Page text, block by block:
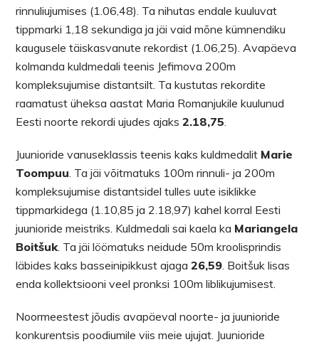
rinnuliujumises (1.06,48). Ta nihutas endale kuuluvat
tippmarki 1,18 sekundiga ja jäi vaid mõne kümnendiku
kaugusele täiskasvanute rekordist (1.06,25). Avapäeva
kolmanda kuldmedali teenis Jefimova 200m
kompleksujumise distantsilt. Ta kustutas rekordite
raamatust üheksa aastat Maria Romanjukile kuulunud
Eesti noorte rekordi ujudes ajaks2.18,75
Juunioride vanuseklassis teenis kaks kuldmedalit Marie
Toompuu . Ta jäi võitmatuks 100m rinnuli- ja 200m
kompleksujumise distantsidel tulles uute isiklikke
tippmarkidega (1.10,85 ja 2.18,97) kahel korral Eesti
juunioride meistriks. Kuldmedali sai kaela ka Mariangela
Boitšuk . Ta jäi löömatuks neidude 50m kroolisprindis
läbides kaks basseinipikkust ajaga26,59 . Boitšuk lisas
enda kollektsiooni veel pronksi 100m liblikujumisest.
Noormeestest jõudis avapäeval noorte- ja juunioride
konkurentsis poodiumile viis meie ujujat. Juunioride